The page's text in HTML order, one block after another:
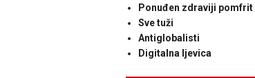
Ponuđen zdraviji pomfrit
Sve tuži
Antiglobalisti
Digitalna ljevica